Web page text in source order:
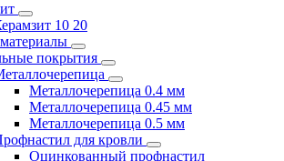
10 20
покрытия
Металлочерепица 0.4 мм
Металлочерепица 0.45 мм
Металлочерепица 0.5 мм
для кровли
Оцинкованный профнастил